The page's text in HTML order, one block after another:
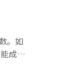
时
要作
。
的
也在
售额
施。
化
。如
成